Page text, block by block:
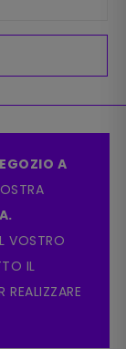
A
VOSTRO
IL